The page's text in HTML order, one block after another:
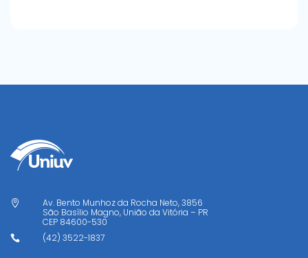

Av. Bento Munhoz da Rocha Neto, 3856
São Basílio Magno, União da Vitória – PR
CEP 84600-530
 (42) 3522-1837